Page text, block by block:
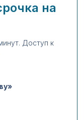
на
Доступ к